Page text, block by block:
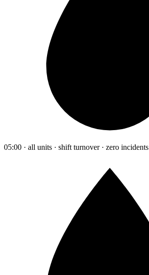
05:00 · all units · shift turnover · zero incidents